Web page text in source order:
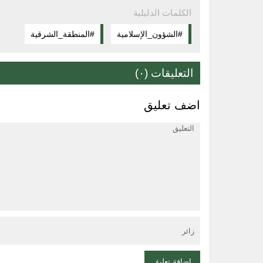
الكلمات الدليلية
#الشؤون_الإسلامية #المنطقة_الشرقية
التعليقات (٠)
اضف تعليق